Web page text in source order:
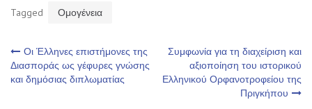
Tagged Ομογένεια
Πλοήγηση
άρθρων
Οι Έλληνες επιστήμονες της
Διασποράς ως γέφυρες γνώσης
και δημόσιας διπλωματίας
Συμφωνία για τη διαχείριση και
αξιοποίηση του ιστορικού
Ελληνικού Ορφανοτροφείου της
Πριγκήπου